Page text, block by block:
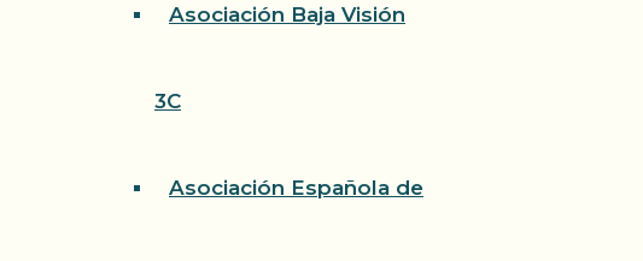
Asociación Baja Visión
3C
Asociación Española de